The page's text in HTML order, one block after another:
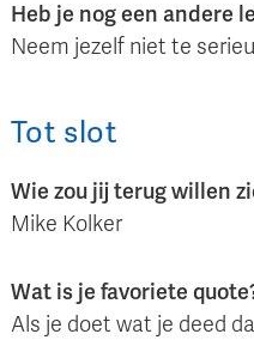
Heb je nog een andere
Neem jezelf niet te
Tot slot
Wie zou jij terug willen
Mike Kolker
Wat is je favoriete
Als je doet wat je deed